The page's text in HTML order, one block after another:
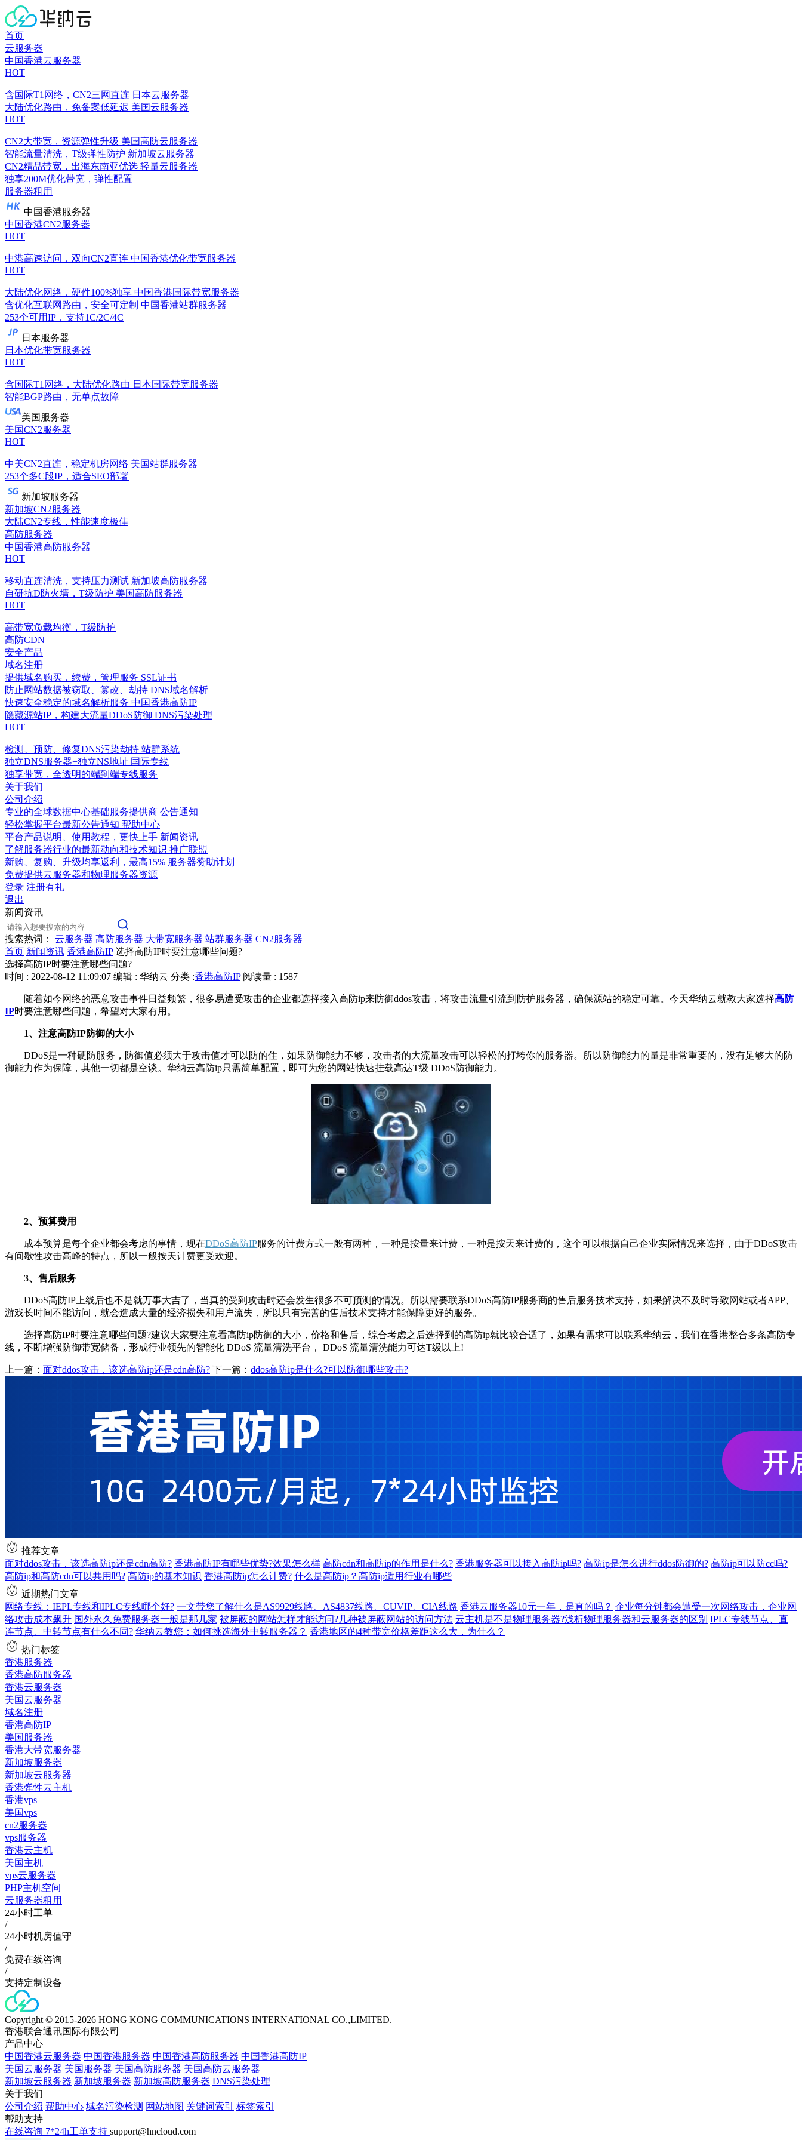
首页
云服务器
中国香港云服务器
HOT
含国际T1网络，CN2三网直连 日本云服务器
大陆优化路由，免备案低延迟 美国云服务器
HOT
CN2大带宽，资源弹性升级 美国高防云服务器
智能流量清洗，T级弹性防护 新加坡云服务器
CN2精品带宽，出海东南亚优选 轻量云服务器
独享200M优化带宽，弹性配置
服务器租用
中国香港服务器
中国香港CN2服务器
HOT
中港高速访问，双向CN2直连 中国香港优化带宽服务器
HOT
大陆优化网络，硬件100%独享 中国香港国际带宽服务器
含优化互联网路由，安全可定制 中国香港站群服务器
253个可用IP，支持1C/2C/4C
日本服务器
日本优化带宽服务器
HOT
含国际T1网络，大陆优化路由 日本国际带宽服务器
智能BGP路由，无单点故障
美国服务器
美国CN2服务器
HOT
中美CN2直连，稳定机房网络 美国站群服务器
253个多C段IP，适合SEO部署
新加坡服务器
新加坡CN2服务器
大陆CN2专线，性能速度极佳
高防服务器
中国香港高防服务器
HOT
移动直连清洗，支持压力测试 新加坡高防服务器
自研抗D防火墙，T级防护 美国高防服务器
HOT
高带宽负载均衡，T级防护
高防CDN
安全产品
域名注册
提供域名购买，续费，管理服务 SSL证书
防止网站数据被窃取、篡改、劫持 DNS域名解析
快速安全稳定的域名解析服务 中国香港高防IP
隐藏源站IP，构建大流量DDoS防御 DNS污染处理
HOT
检测、预防、修复DNS污染劫持 站群系统
独立DNS服务器+独立NS地址 国际专线
独享带宽，全透明的端到端专线服务
关于我们
公司介绍
专业的全球数据中心基础服务提供商 公告通知
轻松掌握平台最新公告通知 帮助中心
平台产品说明、使用教程，更快上手 新闻资讯
了解服务器行业的最新动向和技术知识 推广联盟
新购、复购、升级均享返利，最高15% 服务器赞助计划
免费提供云服务器和物理服务器资源
登录 注册有礼
退出
新闻资讯
搜索热词： 云服务器 高防服务器 大带宽服务器 站群服务器 CN2服务器
首页 新闻资讯 香港高防IP 选择高防IP时要注意哪些问题?
选择高防IP时要注意哪些问题?
时间 : 2022-08-12 11:09:07 编辑 : 华纳云 分类 :香港高防IP 阅读量 : 1587
随着如今网络的恶意攻击事件日益频繁，很多易遭受攻击的企业都选择接入高防ip来防御ddos攻击，将攻击流量引流到防护服务器，确保源站的稳定可靠。今天华纳云就教大家选择高防
IP时要注意哪些问题，希望对大家有用。
1、注意高防IP防御的大小
DDoS是一种硬防服务，防御值必须大于攻击值才可以防的住，如果防御能力不够，攻击者的大流量攻击可以轻松的打垮你的服务器。所以防御能力的量是非常重要的，没有足够大的防
御能力作为保障，其他一切都是空谈。华纳云高防ip只需简单配置，即可为您的网站快速挂载高达T级 DDoS防御能力。
2、预算费用
成本预算是每个企业都会考虑的事情，现在DDoS高防IP服务的计费方式一般有两种，一种是按量来计费，一种是按天来计费的，这个可以根据自己企业实际情况来选择，由于DDoS攻击
有间歇性攻击高峰的特点，所以一般按天计费更受欢迎。
3、售后服务
DDoS高防IP上线后也不是就万事大吉了，当真的受到攻击时还会发生很多不可预测的情况。所以需要联系DDoS高防IP服务商的售后服务技术支持，如果解决不及时导致网站或者APP、
游戏长时间不能访问，就会造成大量的经济损失和用户流失，所以只有完善的售后技术支持才能保障更好的服务。
选择高防IP时要注意哪些问题?建议大家要注意看高防ip防御的大小，价格和售后，综合考虑之后选择到的高防ip就比较合适了，如果有需求可以联系华纳云，我们在香港整合多条高防专
线，不断增强防御带宽储备，形成行业领先的智能化 DDoS 流量清洗平台， DDoS 流量清洗能力可达T级以上!
上一篇： 面对ddos攻击，该选高防ip还是cdn高防? 下一篇： ddos高防ip是什么?可以防御哪些攻击?
推荐文章
面对ddos攻击，该选高防ip还是cdn高防? 香港高防IP有哪些优势?效果怎么样 高防cdn和高防ip的作用是什么? 香港服务器可以接入高防ip吗? 高防ip是怎么进行ddos防御的? 高防ip可以防cc吗?
高防ip和高防cdn可以共用吗? 高防ip的基本知识 香港高防ip怎么计费? 什么是高防ip？高防ip适用行业有哪些
近期热门文章
网络专线：IEPL专线和IPLC专线哪个好? 一文带您了解什么是AS9929线路、AS4837线路、CUVIP、CIA线路 香港云服务器10元一年，是真的吗？ 企业每分钟都会遭受一次网络攻击，企业网
络攻击成本飙升 国外永久免费服务器一般是那几家 被屏蔽的网站怎样才能访问?几种被屏蔽网站的访问方法 云主机是不是物理服务器?浅析物理服务器和云服务器的区别 IPLC专线节点、直
连节点、中转节点有什么不同? 华纳云教您：如何挑选海外中转服务器？ 香港地区的4种带宽价格差距这么大，为什么？
热门标签
香港服务器
香港高防服务器
香港云服务器
美国云服务器
域名注册
香港高防IP
美国服务器
香港大带宽服务器
新加坡服务器
新加坡云服务器
香港弹性云主机
香港vps
美国vps
cn2服务器
vps服务器
香港云主机
美国主机
vps云服务器
PHP主机空间
云服务器租用
24小时工单
/
24小时机房值守
/
免费在线咨询
/
支持定制设备
Copyright © 2015-2026 HONG KONG COMMUNICATIONS INTERNATIONAL CO.,LIMITED.
香港联合通讯国际有限公司
产品中心
中国香港云服务器 中国香港服务器 中国香港高防服务器 中国香港高防IP
美国云服务器 美国服务器 美国高防服务器 美国高防云服务器
新加坡云服务器 新加坡服务器 新加坡高防服务器 DNS污染处理
关于我们
公司介绍 帮助中心 域名污染检测 网站地图 关键词索引
标签索引
帮助支持
在线咨询 7*24h工单支持 support@hncloud.com